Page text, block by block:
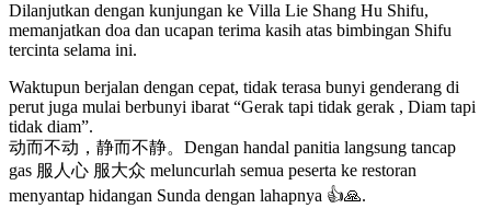
Dilanjutkan dengan kunjungan ke Villa Lie Shang Hu Shifu,
memanjatkan doa dan ucapan terima kasih atas bimbingan Shifu
tercinta selama ini.
Waktupun berjalan dengan cepat, tidak terasa bunyi genderang di
perut juga mulai berbunyi ibarat “Gerak tapi tidak gerak , Diam tapi
tidak diam”.
动而不动，静而不静。Dengan handal panitia langsung tancap
gas 服人心 服大众 meluncurlah semua peserta ke restoran
menyantap hidangan Sunda dengan lahapnya 👍🙏.